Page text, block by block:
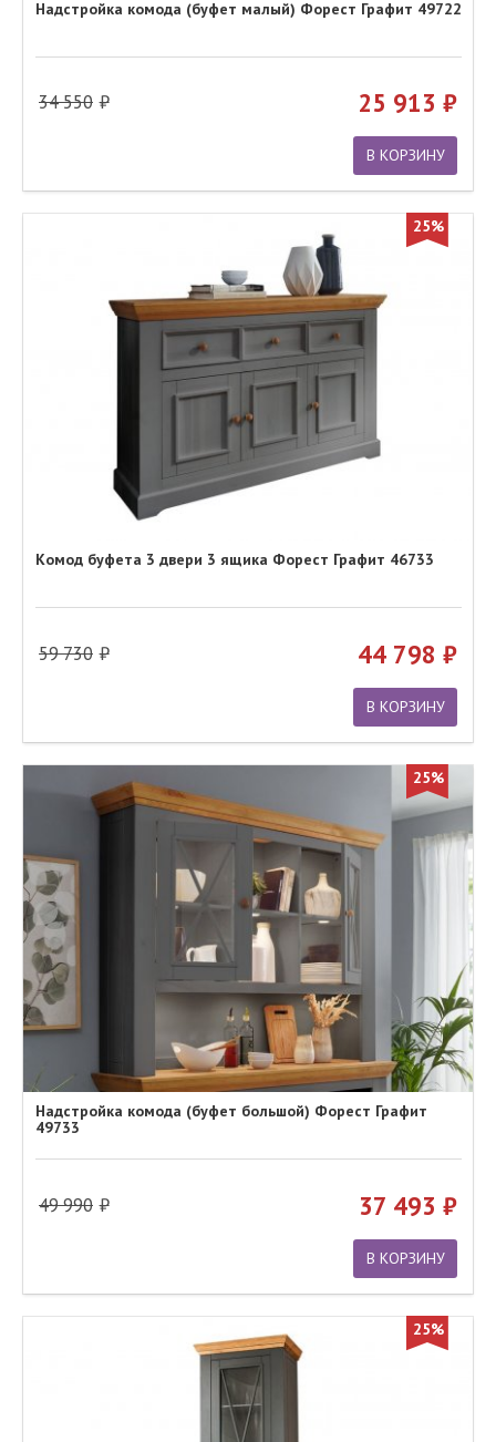
Надстройка комода (буфет малый) Форест Графит 49722
34 550 25 913
В КОРЗИНУ
25%
Комод буфета 3 двери 3 ящика Форест Графит 46733
59 730 44 798
В КОРЗИНУ
25%
Надстройка комода (буфет большой) Форест Графит
49733
49 990 37 493
В КОРЗИНУ
25%